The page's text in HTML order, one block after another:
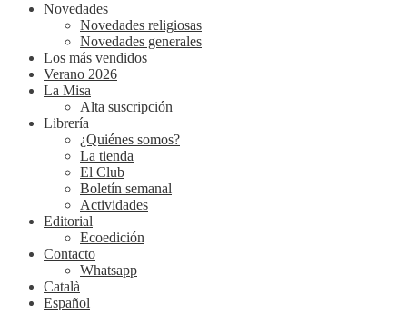
Novedades
Novedades religiosas
Novedades generales
Los más vendidos
Verano 2026
La Misa
Alta suscripción
Librería
¿Quiénes somos?
La tienda
El Club
Boletín semanal
Actividades
Editorial
Ecoedición
Contacto
Whatsapp
Català
Español